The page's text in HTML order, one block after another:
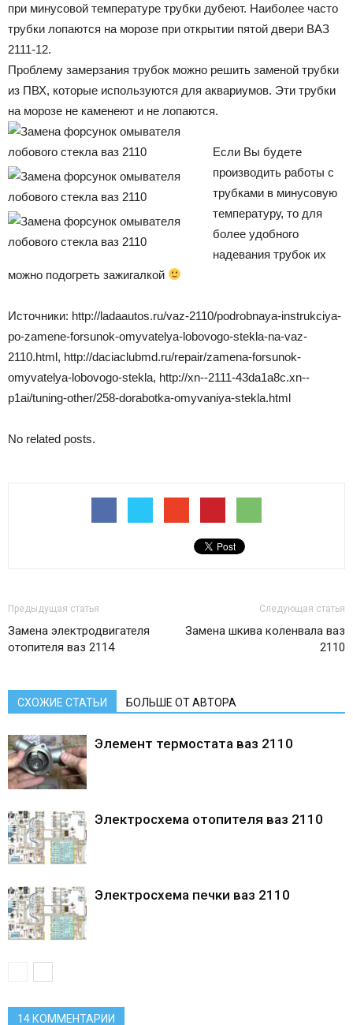
при минусовой температуре трубки дубеют. Наиболее часто
трубки лопаются на морозе при открытии пятой двери ВАЗ
2111-12.
Проблему замерзания трубок можно решить заменой трубки
из ПВХ, которые используются для аквариумов. Эти трубки
на морозе не каменеют и не лопаются.
Если Вы будете
производить работы с
трубками в минусовую
температуру, то для
более удобного
надевания трубок их
можно подогреть зажигалкой
Источники: http://ladaautos.ru/vaz-2110/podrobnaya-instrukciya-
po-zamene-forsunok-omyvatelya-lobovogo-stekla-na-vaz-
2110.html, http://daciaclubmd.ru/repair/zamena-forsunok-
omyvatelya-lobovogo-stekla, http://xn--2111-43da1a8c.xn--
p1ai/tuning-other/258-dorabotka-omyvaniya-stekla.html
No related posts.
Предыдущая статья
Замена электродвигателя
отопителя ваз 2114
Следующая статья
Замена шкива коленвала ваз
2110
СХОЖИЕ СТАТЬИ БОЛЬШЕ ОТ АВТОРА
Элемент термостата ваз 2110
Электросхема отопителя ваз 2110
Электросхема печки ваз 2110
14 КОММЕНТАРИИ